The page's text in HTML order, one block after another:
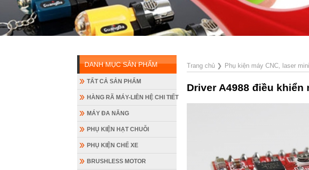
DANH MỤC SẢN PHẨM
TẤT CẢ SẢN PHẨM
HÀNG RÃ MÁY-LIÊN HỆ CHI TIẾT
MÁY ĐA NĂNG
PHỤ KIỆN HẠT CHUỖI
PHỤ KIỆN CHẾ XE
BRUSHLESS MOTOR
Trang chủ❯ Phụ kiện máy CNC, laser mini
Driver A4988 điều